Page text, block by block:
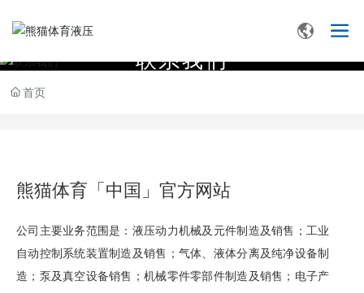
联系我们
首页
熊猫体育「中国」官方网站
公司主要业务范围是：液压动力机械及元件制造及销售；工业
自动控制系统装置制造及销售；气体、液体分离及纯净设备制
造；泵及真空设备销售；机械零件零部件制造及销售；电子产